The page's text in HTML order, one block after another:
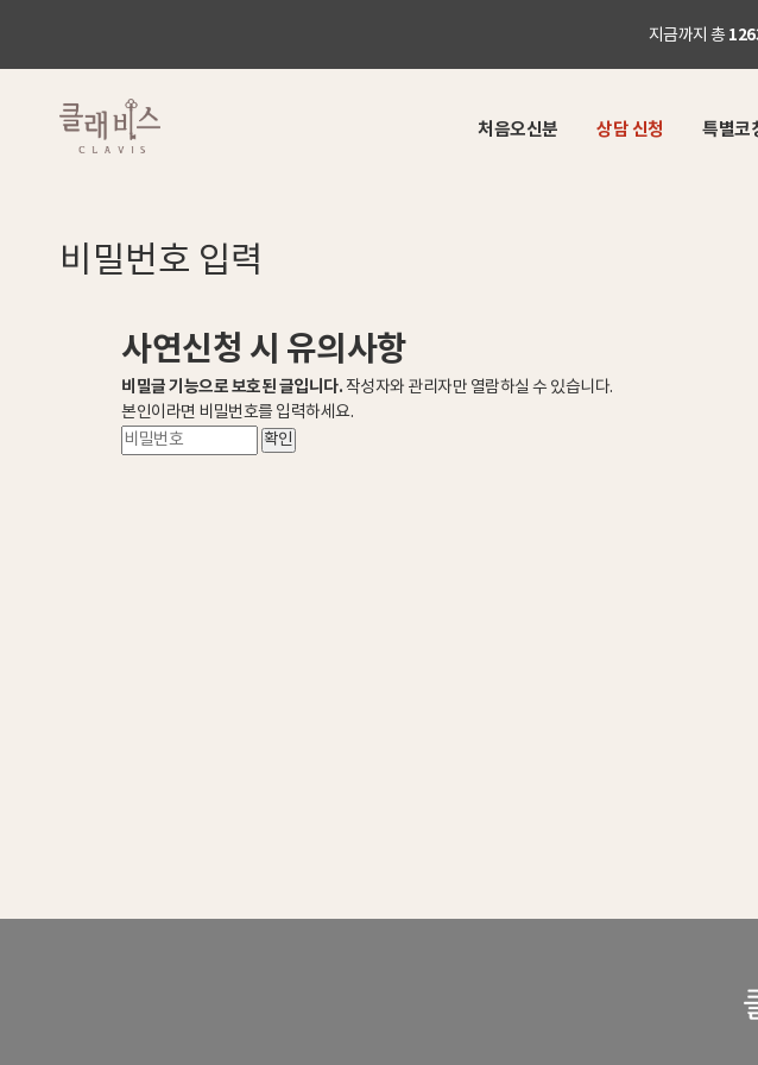
지금까지 총
처음오신분 상담 신청 특별코
비 밀번호 입력
사연신청 시 유의사항
비밀글 기능으로 보호된 글입니다. 작성자와 관리자만 열람하실 수 있습니다.
본인이라면 비밀번호를 입력하세요.